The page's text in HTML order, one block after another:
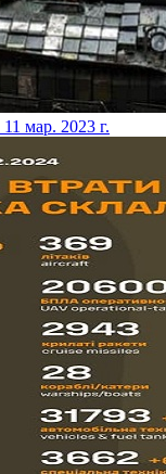
11 мар. 2023 г.